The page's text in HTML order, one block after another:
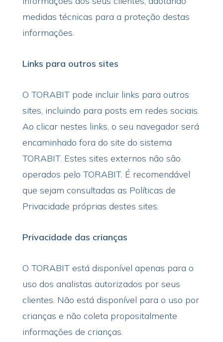
medidas técnicas para a proteção destas
informações.
Links para outros sites
O TORABIT pode incluir links para outros
sites, incluindo para posts em redes sociais.
Ao clicar nestes links, o seu navegador será
encaminhado fora do site do sistema
TORABIT. Estes sites externos não são
operados pelo TORABIT. É recomendável
que sejam consultadas as Políticas de
Privacidade próprias destes sites.
Privacidade das crianças
O TORABIT está disponível apenas para o
uso dos analistas autorizados por seus
clientes. Não está disponível para o uso por
crianças e não coleta propositalmente
informações de crianças.